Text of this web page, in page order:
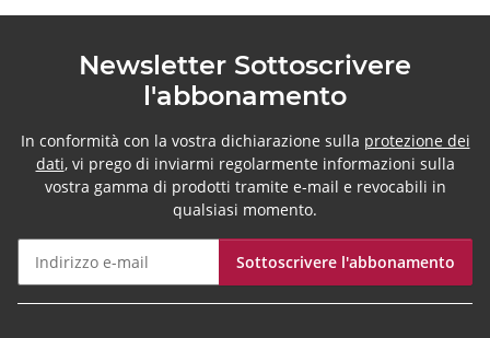
Newsletter Sottoscrivere
l'abbonamento
In conformità con la vostra dichiarazione sulla protezione dei
dati, vi prego di inviarmi regolarmente informazioni sulla
vostra gamma di prodotti tramite e-mail e revocabili in
qualsiasi momento.
Sottoscrivere l'abbonamento